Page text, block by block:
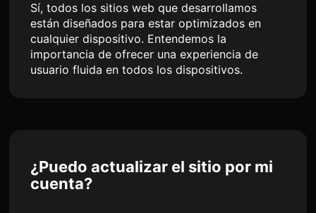
Sí, todos los sitios web que desarrollamos
están diseñados para estar optimizados en
cualquier dispositivo. Entendemos la
importancia de ofrecer una experiencia de
usuario fluida en todos los dispositivos.
¿Puedo actualizar el sitio por mi
cuenta?